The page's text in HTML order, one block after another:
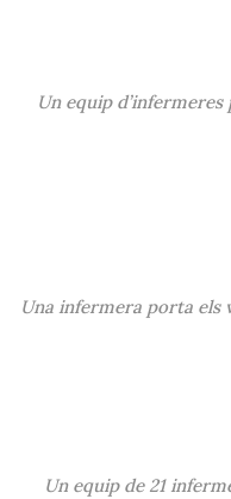
Un equip
Una infermera porta els
Un equip de 21